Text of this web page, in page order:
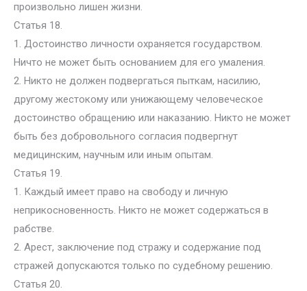
произвольно лишен жизни.
Статья 18.
1. Достоинство личности охраняется государством.
Ничто не может быть основанием для его умаления.
2. Никто не должен подвергаться пыткам, насилию,
другому жестокому или унижающему человеческое
достоинство обращению или наказанию. Никто не может
быть без добровольного согласия подвергнут
медицинским, научным или иным опытам.
Статья 19.
1. Каждый имеет право на свободу и личную
неприкосновенность. Никто не может содержаться в
рабстве.
2. Арест, заключение под стражу и содержание под
стражей допускаются только по судебному решению.
Статья 20.